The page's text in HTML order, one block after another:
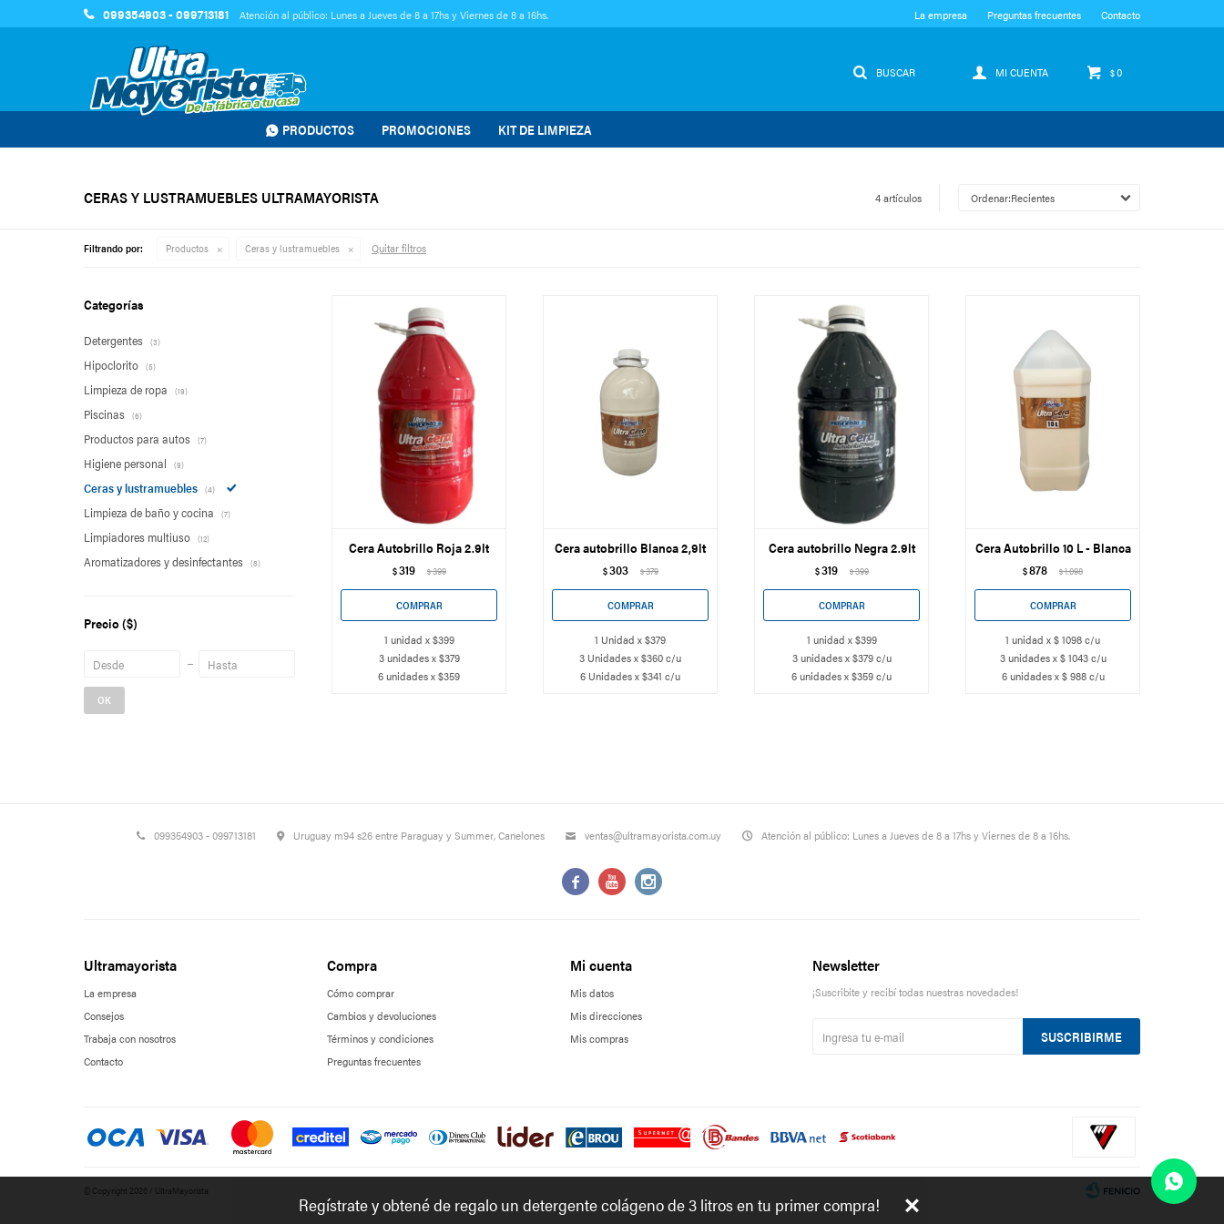
PRODUCTOS PROMOCIONES KIT DE LIMPIEZA
$0
099354903 - 099713181 Atención al público: Lunes a Jueves de 8 a 17hs y Viernes de 8 a 16hs. La empresa Preguntas frecuentes Contacto
CERAS Y LUSTRAMUEBLES ULTRAMAYORISTA 4 artículos Recientes
Filtrando por: Productos Ceras y lustramuebles Quitar filtros
Cera Autobrillo Roja 2.9lt
$319 $399
1 unidad x $399
3 unidades x $379
6 unidades x $359
Cera autobrillo Blanca 2,9lt
$303 $379
1 Unidad x $379
3 Unidades x $360 c/u
6 Unidades x $341 c/u
Cera autobrillo Negra 2.9lt
$319 $399
1 unidad x $399
3 unidades x $379 c/u
6 unidades x $359 c/u
Cera Autobrillo 10 L - Blanca
$878 $1.098
1 unidad x $ 1098 c/u
3 unidades x $ 1043 c/u
6 unidades x $ 988 c/u
Categorías
Detergentes (3)
Hipoclorito (5)
Limpieza de ropa (19)
Piscinas (6)
Productos para autos (7)
Higiene personal (9)
Ceras y lustramuebles (4)
Limpieza de baño y cocina (7)
Limpiadores multiuso (12)
Aromatizadores y desinfectantes (8)
Precio($)
OK
099354903 - 099713181 Uruguay m94 s26 entre Paraguay y Summer, Canelones ventas@ultramayorista.com.uy Atención al público: Lunes a Jueves de 8 a 17hs y Viernes de 8 a 16hs.
  
Ultramayorista
La empresa
Consejos
Trabaja con nosotros
Contacto
Compra
Cómo comprar
Cambios y devoluciones
Términos y condiciones
Preguntas frecuentes
Mi cuenta
Mis datos
Mis direcciones
Mis compras
Newsletter
¡Suscribite y recibí todas nuestras novedades!
SUSCRIBIRME
© Copyright 2026 / UltraMayorista
Regístrate y obtené de regalo un detergente colágeno de 3 litros en tu primer compra!